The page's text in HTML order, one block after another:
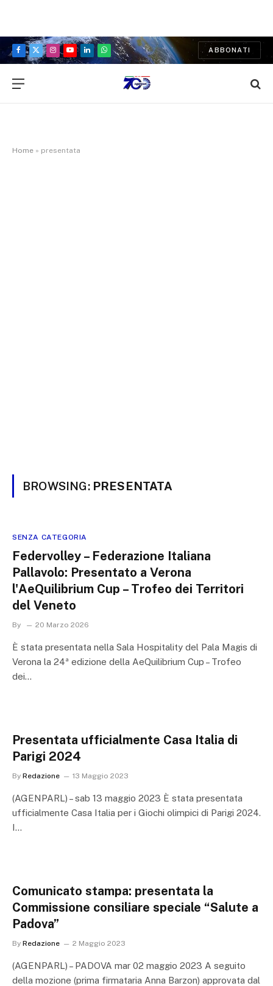
Facebook
X
Instagram
YouTubeLinkedInWhatsApp
ABBONATI
Home » presentata
BROWSING: PRESENTATA
SENZA CATEGORIA
Federvolley – Federazione Italiana
Pallavolo: Presentato a Verona
l'AeQuilibrium Cup – Trofeo dei Territori
del Veneto
By 20 Marzo 2026
È stata presentata nella Sala Hospitality del Pala Magis di
Verona la 24ª edizione della AeQuilibrium Cup – Trofeo
dei…
Presentata ufficialmente Casa Italia di
Parigi 2024
By Redazione 13 Maggio 2023
(AGENPARL) – sab 13 maggio 2023 È stata presentata
ufficialmente Casa Italia per i Giochi olimpici di Parigi 2024.
I…
Comunicato stampa: presentata la
Commissione consiliare speciale “Salute a
Padova”
By Redazione 2 Maggio 2023
(AGENPARL) – PADOVA mar 02 maggio 2023 A seguito
della mozione (prima firmataria Anna Barzon) approvata dal